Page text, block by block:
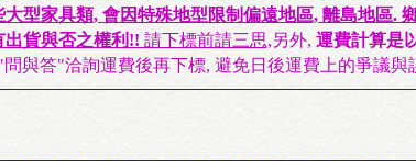
大型家具類, 會因特殊地型限制偏遠地區, 離島地區.
貨與否之權利!! 請下標前請三思,另外, 運費計算是
與答"洽詢運費後再下標, 避免日後運費上的爭議與